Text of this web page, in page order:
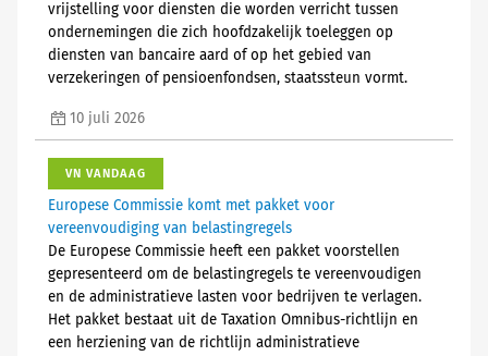
vrijstelling voor diensten die worden verricht tussen
ondernemingen die zich hoofdzakelijk toeleggen op
diensten van bancaire aard of op het gebied van
verzekeringen of pensioenfondsen, staatssteun vormt.
10 juli 2026
VN VANDAAG
Europese Commissie komt met pakket voor
vereenvoudiging van belastingregels
De Europese Commissie heeft een pakket voorstellen
gepresenteerd om de belastingregels te vereenvoudigen
en de administratieve lasten voor bedrijven te verlagen.
Het pakket bestaat uit de Taxation Omnibus-richtlijn en
een herziening van de richtlijn administratieve